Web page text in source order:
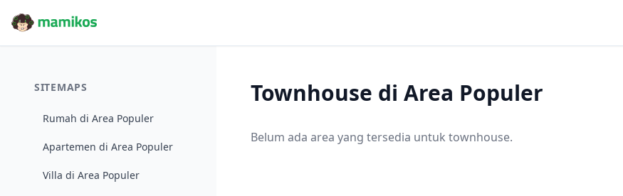
SITEMAPS
Rumah di Area Populer
Apartemen di Area Populer
Villa di Area Populer
Townhouse di Area Populer
Belum ada area yang tersedia untuk townhouse.